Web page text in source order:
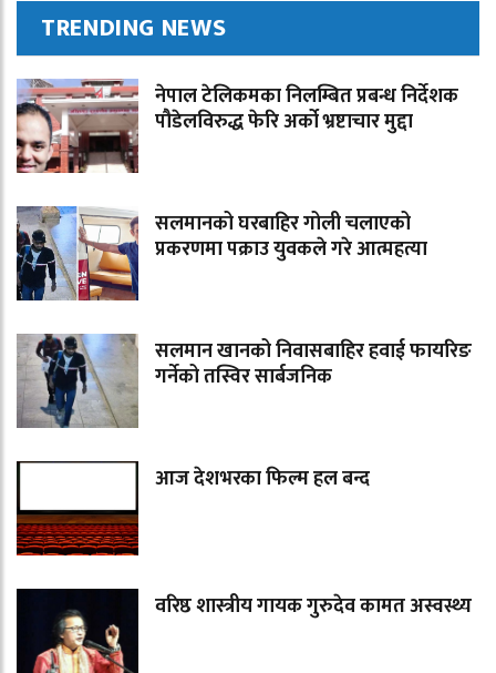
TRENDING NEWS
नेपाल टेलिकमका निलम्बित प्रबन्ध निर्देशक
पौडेलविरुद्ध फेरि अर्को भ्रष्टाचार मुद्दा
सलमानको घरबाहिर गोली चलाएको
प्रकरणमा पक्राउ युवकले गरे आत्महत्या
सलमान खानको निवासबाहिर हवाई फायरिङ
गर्नेको तस्विर सार्बजनिक
आज देशभरका फिल्म हल बन्द
वरिष्ठ शास्त्रीय गायक गुरुदेव कामत अस्वस्थ्य